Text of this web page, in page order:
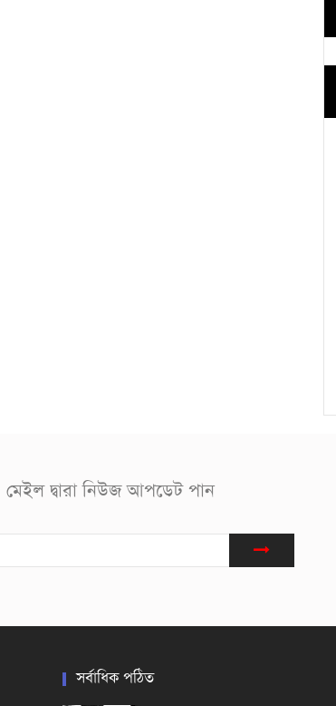
মেইল দ্বারা নিউজ আপডেট পান
সর্বাধিক পঠিত